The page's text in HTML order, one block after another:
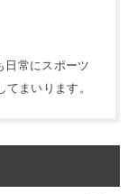
日常にスポーツ
まいります。